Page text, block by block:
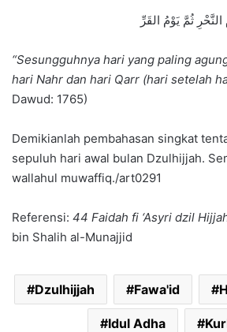
ثُمَّ يَوْمُ القَرِّ
“Sesungguhnya hari yang paling
hari Nahr dan hari Qarr (hari setelah
Dawud: 1765)
Demikianlah pembahasan singkat
sepuluh hari awal bulan Dzulhijjah.
wallahul muwaffiq./art0291
Referensi: 44 Faidah fi ‘Asyri dzil
bin Shalih al-Munajjid
Dzulhijjah Fawa'id
Idul Adha